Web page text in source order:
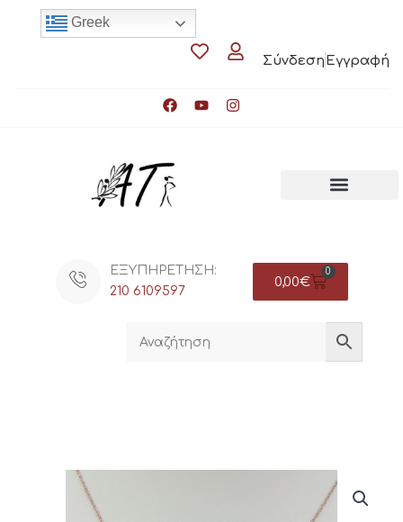
Σύνδεση Εγγραφή
Greek
ΕΞΥΠΗΡΕΤΗΣΗ:
210 6109597
0,00€
0